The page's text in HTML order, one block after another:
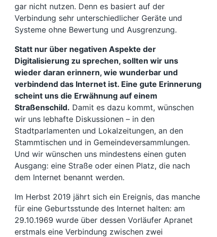
gar nicht nutzen. Denn es basiert auf der
Verbindung sehr unterschiedlicher Geräte und
Systeme ohne Bewertung und Ausgrenzung.
Statt nur über negativen Aspekte der
Digitalisierung zu sprechen, sollten wir uns
wieder daran erinnern, wie wunderbar und
verbindend das Internet ist. Eine gute Erinnerung
scheint uns die Erwähnung auf einem
Straßenschild. Damit es dazu kommt, wünschen
wir uns lebhafte Diskussionen – in den
Stadtparlamenten und Lokalzeitungen, an den
Stammtischen und in Gemeindeversammlungen.
Und wir wünschen uns mindestens einen guten
Ausgang: eine Straße oder einen Platz, die nach
dem Internet benannt werden.
Im Herbst 2019 jährt sich ein Ereignis, das manche
für eine Geburtsstunde des Internet halten: am
29.10.1969 wurde über dessen Vorläufer Apranet
erstmals eine Verbindung zwischen zwei